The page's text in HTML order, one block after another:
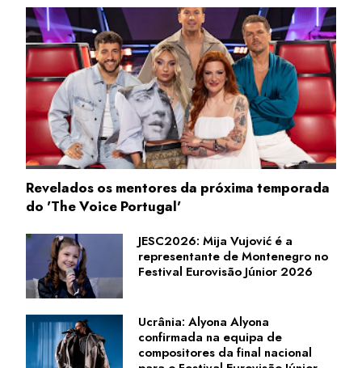
Revelados os mentores da próxima temporada
do 'The Voice Portugal'
JESC2026: Mija Vujović é a
representante de Montenegro no
Festival Eurovisão Júnior 2026
Ucrânia: Alyona Alyona
confirmada na equipa de
compositores da final nacional